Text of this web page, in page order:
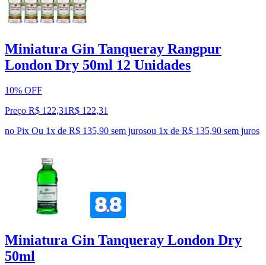
Miniatura Gin Tanqueray Rangpur
London Dry 50ml 12 Unidades
10% OFF
Preço R$ 122,31R$ 122,31
no Pix Ou 1x de R$ 135,90 sem jurosou 1x de R$ 135,90 sem juros
Miniatura Gin Tanqueray London Dry
50ml